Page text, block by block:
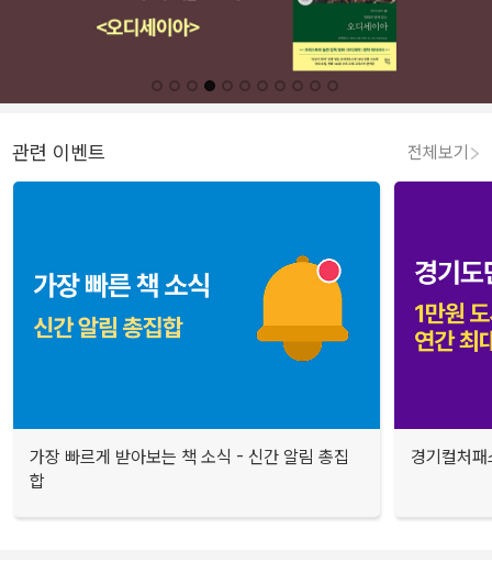
관련 이벤트 전체보기
가장 빠르게 받아보는 책 소식 - 신간 알림 총집
합
경기컬처